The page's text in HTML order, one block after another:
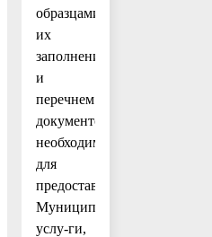
образцами
их
заполнения
и
перечнем
документов,
необходимых
для
предоставления
Муниципальной
услу-ги,